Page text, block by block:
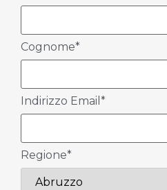
Cognome*
Indirizzo Email*
Regione*